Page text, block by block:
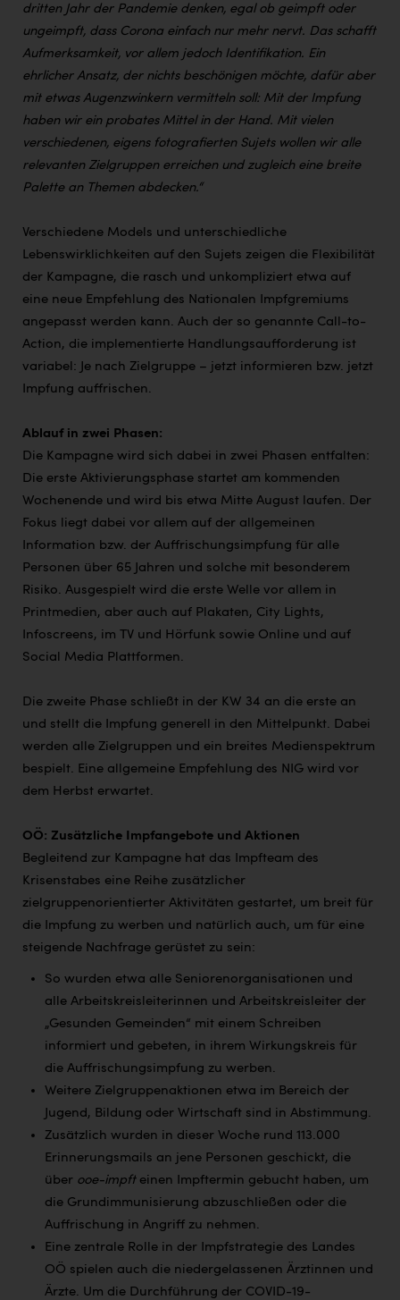
dritten Jahr der Pandemie denken, egal ob geimpft oder
ungeimpft, dass Corona einfach nur mehr nervt. Das schafft
Aufmerksamkeit, vor allem jedoch Identifikation. Ein
ehrlicher Ansatz, der nichts beschönigen möchte, dafür aber
mit etwas Augenzwinkern vermitteln soll: Mit der Impfung
haben wir ein probates Mittel in der Hand. Mit vielen
verschiedenen, eigens fotografierten Sujets wollen wir alle
relevanten Zielgruppen erreichen und zugleich eine breite
Palette an Themen abdecken.“
Verschiedene Models und unterschiedliche
Lebenswirklichkeiten auf den Sujets zeigen die Flexibilität
der Kampagne, die rasch und unkompliziert etwa auf
eine neue Empfehlung des Nationalen Impfgremiums
angepasst werden kann. Auch der so genannte Call-to-
Action, die implementierte Handlungsaufforderung ist
variabel: Je nach Zielgruppe – jetzt informieren bzw. jetzt
Impfung auffrischen.
Ablauf in zwei Phasen:
Die Kampagne wird sich dabei in zwei Phasen entfalten:
Die erste Aktivierungsphase startet am kommenden
Wochenende und wird bis etwa Mitte August laufen. Der
Fokus liegt dabei vor allem auf der allgemeinen
Information bzw. der Auffrischungsimpfung für alle
Personen über 65 Jahren und solche mit besonderem
Risiko. Ausgespielt wird die erste Welle vor allem in
Printmedien, aber auch auf Plakaten, City Lights,
Infoscreens, im TV und Hörfunk sowie Online und auf
Social Media Plattformen.
Die zweite Phase schließt in der KW 34 an die erste an
und stellt die Impfung generell in den Mittelpunkt. Dabei
werden alle Zielgruppen und ein breites Medienspektrum
bespielt. Eine allgemeine Empfehlung des NIG wird vor
dem Herbst erwartet.
OÖ: Zusätzliche Impfangebote und Aktionen
Begleitend zur Kampagne hat das Impfteam des
Krisenstabes eine Reihe zusätzlicher
zielgruppenorientierter Aktivitäten gestartet, um breit für
die Impfung zu werben und natürlich auch, um für eine
steigende Nachfrage gerüstet zu sein:
So wurden etwa alle Seniorenorganisationen und
alle Arbeitskreisleiterinnen und Arbeitskreisleiter der
„Gesunden Gemeinden“ mit einem Schreiben
informiert und gebeten, in ihrem Wirkungskreis für
die Auffrischungsimpfung zu werben.
Weitere Zielgruppenaktionen etwa im Bereich der
Jugend, Bildung oder Wirtschaft sind in Abstimmung.
Zusätzlich wurden in dieser Woche rund 113.000
Erinnerungsmails an jene Personen geschickt, die
über ooe-impft einen Impftermin gebucht haben, um
die Grundimmunisierung abzuschließen oder die
Auffrischung in Angriff zu nehmen.
Eine zentrale Rolle in der Impfstrategie des Landes
OÖ spielen auch die niedergelassenen Ärztinnen und
Ärzte. Um die Durchführung der COVID-19-